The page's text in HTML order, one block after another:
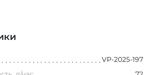
VP-2025-197